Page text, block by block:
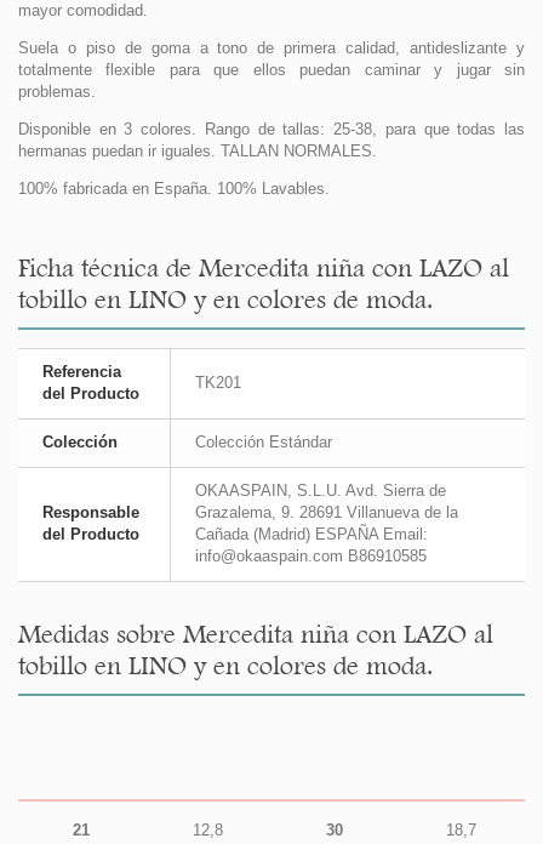
mayor comodidad.
Suela o piso de goma a tono de primera calidad, antideslizante y
totalmente flexible para que ellos puedan caminar y jugar sin
problemas.
Disponible en 3 colores. Rango de tallas: 25-38, para que todas las
hermanas puedan ir iguales. TALLAN NORMALES.
100% fabricada en España. 100% Lavables.
Ficha técnica de Mercedita niña con LAZO al
tobillo en LINO y en colores de moda.
Referencia
del Producto
TK201
Colección Colección Estándar
Responsable
del Producto
OKAASPAIN, S.L.U. Avd. Sierra de
Grazalema, 9. 28691 Villanueva de la
Cañada (Madrid) ESPAÑA Email:
info@okaaspain.com B86910585
Medidas sobre Mercedita niña con LAZO al
tobillo en LINO y en colores de moda.
21
12,8
30
18,7